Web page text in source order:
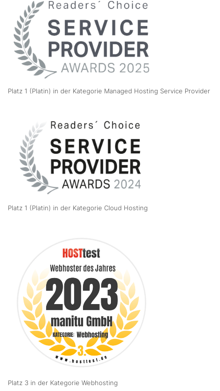
Platz 1 (Platin) in der Kategorie Managed Hosting Service Provider
Platz 1 (Platin) in der Kategorie Cloud Hosting
Platz 3 in der Kategorie Webhosting